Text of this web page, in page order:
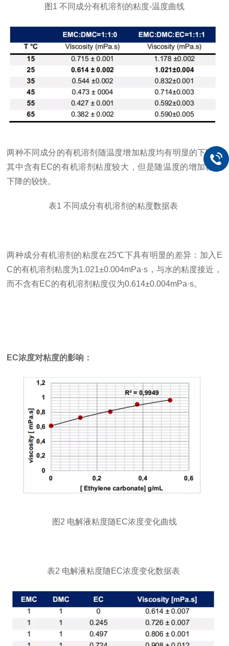
图1 不同成分有机溶剂的粘度-温度曲线
两种不同成分的有机溶剂随温度增加粘度均有明显的下降，
其中含有EC的有机溶剂粘度较大，但是随温度的增加粘度
下降的较快。
表1 不同成分有机溶剂的粘度数据表
两种成分有机溶剂的粘度在25℃下具有明显的差异：加入E
C的有机溶剂粘度为1.021±0.004mPa·s，与水的粘度接近，
而不含有EC的有机溶剂粘度仅为0.614±0.004mPa·s。
EC浓度对粘度的影响：
图2 电解液粘度随EC浓度变化曲线
表2 电解液粘度随EC浓度变化数据表